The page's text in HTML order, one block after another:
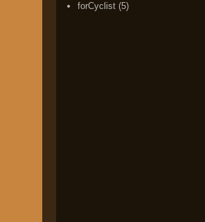
forCyclist (5)